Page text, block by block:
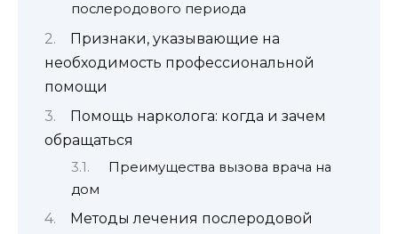
послеродового периода
Признаки, указывающие на
необходимость профессиональной
помощи
Помощь нарколога: когда и зачем
обращаться
Преимущества вызова врача на
дом
Методы лечения послеродовой